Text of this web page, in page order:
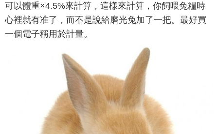
可以體重×4.5%來計算，這樣來計算，你飼喂兔糧時
心裡就有准了，而不是說給磨光兔加了一把。最好買
一個電子稱用於計量。